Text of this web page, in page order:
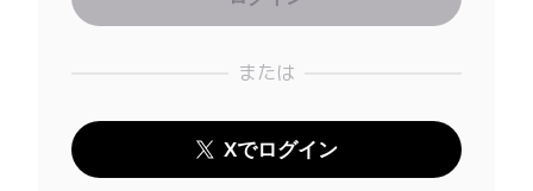
または
Xでログイン